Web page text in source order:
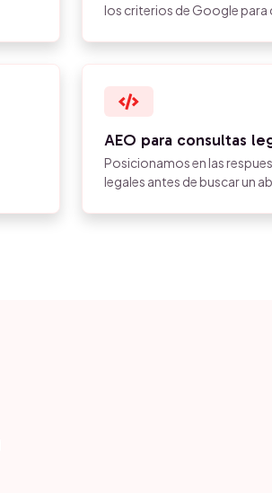
los criterios de Google para
AEO para consultas
Posicionamos en las
legales antes de buscar un